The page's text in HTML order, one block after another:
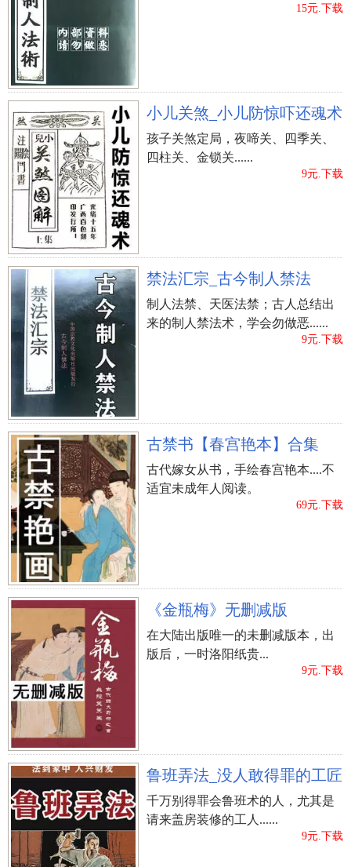
立即购买
立即购买
15元.下载
小儿关煞_小儿防惊吓还魂术
孩子关煞定局，夜啼关、四季关、
四柱关、金锁关......
9元.下载
禁法汇宗_古今制人禁法
制人法禁、天医法禁；古人总结出
来的制人禁法术，学会勿做恶......
9元.下载
古禁书【春宫艳本】合集
古代嫁女从书，手绘春宫艳本....不
适宜未成年人阅读。
69元.下载
《金瓶梅》无删减版
在大陆出版唯一的未删减版本，出
版后，一时洛阳纸贵...
9元.下载
鲁班弄法_没人敢得罪的工匠
千万别得罪会鲁班术的人，尤其是
请来盖房装修的工人......
9元.下载